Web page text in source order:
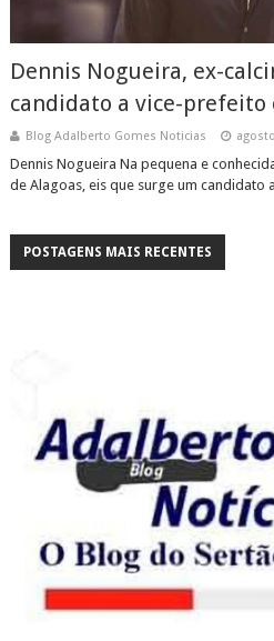
Dennis Nogueira, ex-
candidato a vice-prefeito
Blog Adalberto Gomes Noticias
Dennis Nogueira Na pequena e
de Alagoas, eis que surge um candidato
POSTAGENS MAIS RECENTES